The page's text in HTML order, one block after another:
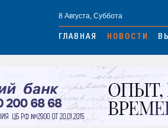
8 Августа, Суббота
ГЛАВНАЯ НОВОСТИ